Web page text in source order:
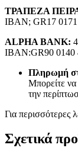
ΤΡΑΠΕΖΑ
IBAN; GR17 0171
ALPHA BANK:
IBAN:GR90 0140
Πληρωμή
Μπορείτε
την
Για περισσότερες
Σχετικά